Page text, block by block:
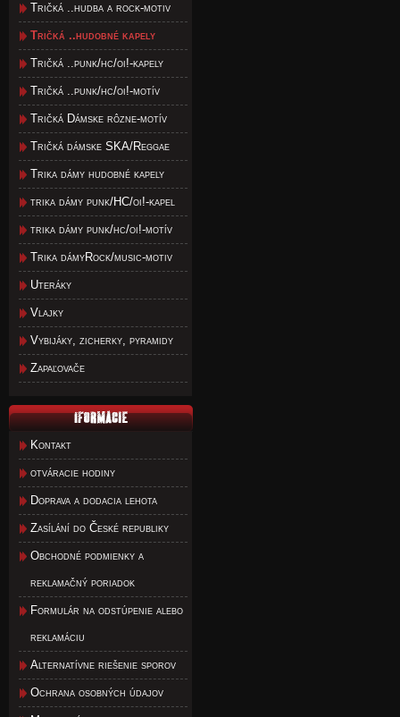
Tričká ..hudba a rock-motiv
Tričká ..hudobné kapely
Tričká ..punk/hc/oi!-kapely
Tričká ..punk/hc/oi!-motív
Tričká Dámske rôzne-motív
Tričká dámske SKA/Reggae
Trika dámy hudobné kapely
trika dámy punk/HC/oi!-kapel
trika dámy punk/hc/oi!-motív
Trika dámyRock/music-motiv
Uteráky
Vlajky
Vybijáky, zicherky, pyramidy
Zapaľovače
Kontakt
otváracie hodiny
Doprava a dodacia lehota
Zasílání do České republiky
Obchodné podmienky a
reklamačný poriadok
Formulár na odstúpenie alebo
reklamáciu
Alternatívne riešenie sporov
Ochrana osobných údajov